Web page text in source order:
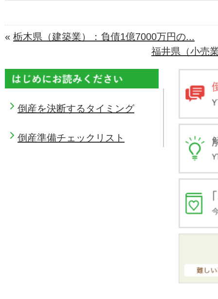
倒産を決断するタイミング
倒産準備チェックリスト
« 栃木県（建築業）：負債1億7000万円の...
福井県（小売